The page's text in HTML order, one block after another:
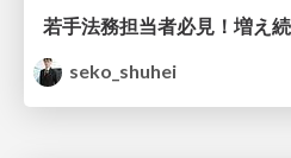
seko_shuhei